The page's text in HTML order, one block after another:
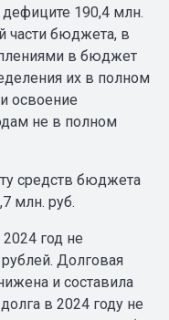
190,4 млн.
части бюджета, в
в бюджет
их в полном
освоение
не в полном
средств бюджета
млн. руб.
год не
Долговая
и составила
в 2024 году не